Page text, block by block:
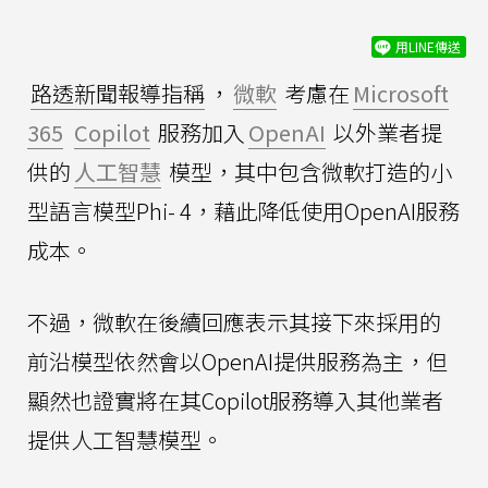
用LINE傳送
路透新聞報導指稱 ， 微軟 考慮在 Microsoft
365 Copilot 服務加入 OpenAI 以外業者提
供的 人工智慧 模型，其中包含微軟打造的小
型語言模型Phi- 4，藉此降低使用OpenAI服務
成本。
不過，微軟在後續回應表示其接下來採用的
前沿模型依然會以OpenAI提供服務為主，但
顯然也證實將在其Copilot服務導入其他業者
提供人工智慧模型。